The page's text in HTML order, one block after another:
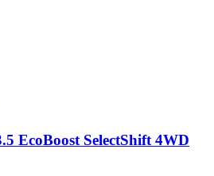
EcoBoost SelectShift 4WD